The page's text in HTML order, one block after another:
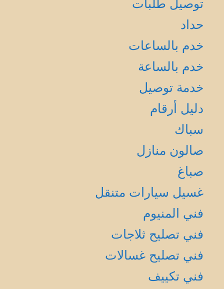
توصيل طلبات
حداد
خدم بالساعات
خدم بالساعة
خدمة توصيل
دليل أرقام
سباك
صالون منازل
صباغ
غسيل سيارات متنقل
فني المنيوم
فني تصليح ثلاجات
فني تصليح غسالات
فني تكييف